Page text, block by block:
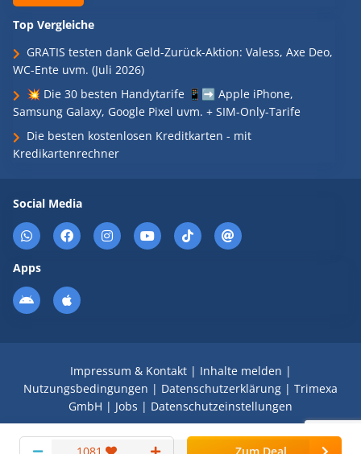
Top Vergleiche
GRATIS testen dank Geld-Zurück-Aktion: Valess, Axe Deo,
WC-Ente uvm. (Juli 2026)
💥 Die 30 besten Handytarife 📱➡️ Apple iPhone,
Samsung Galaxy, Google Pixel uvm. + SIM-Only-Tarife
Die besten kostenlosen Kreditkarten - mit
Kredikartenrechner
Social Media
Apps
Impressum & Kontakt| Inhalte melden |
Nutzungsbedingungen | Datenschutzerklärung | Trimexa
GmbH | Jobs | Datenschutzeinstellungen
© 2008 - 2026 Schnäppchen Blog mit Doktortitel -